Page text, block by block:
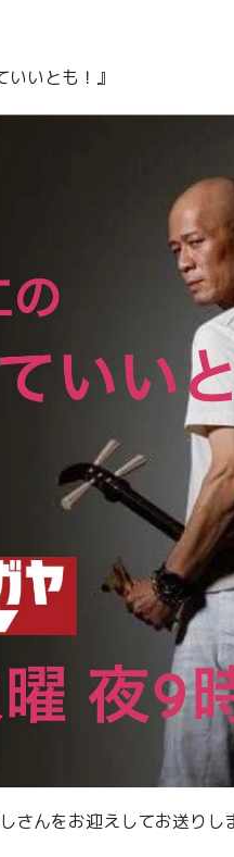
いとも！』
さんをお迎えしてお送りし